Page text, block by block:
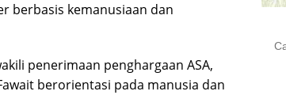
berbasis kemanusiaan dan
penerimaan penghargaan ASA,
berorientasi pada manusia dan